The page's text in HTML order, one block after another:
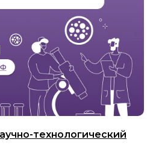
технологический